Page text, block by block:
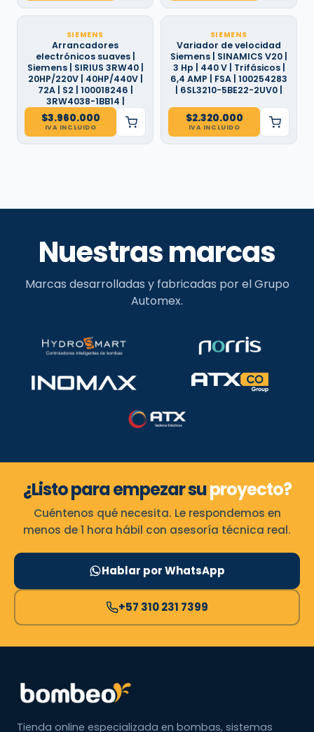
SIEMENS
Arrancadores
electrónicos suaves |
Siemens | SIRIUS 3RW40 |
20HP/220V | 40HP/440V |
72A | S2 | 100018246 |
3RW4038-1BB14 |
$3.960.000
IVA INCLUIDO
SIEMENS
Variador de velocidad
Siemens | SINAMICS V20 |
3 Hp | 440 V | Trifásicos |
6,4 AMP | FSA | 100254283
| 6SL3210-5BE22-2UV0 |
$2.320.000
IVA INCLUIDO
Nuestras marcas
Marcas desarrolladas y fabricadas por el Grupo
Automex.
¿Listo para empezar suproyecto?
Cuéntenos qué necesita. Le respondemos en
menos de 1 hora hábil con asesoría técnica real.
Hablar por WhatsApp
+57 310 231 7399
Tienda online especializada en bombas, sistemas